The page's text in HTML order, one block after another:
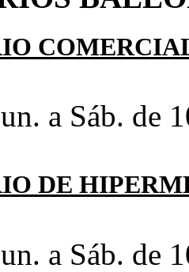
a Sáb. de
DE
a Sáb. de